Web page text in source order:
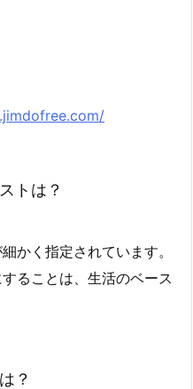
トは？
かく指定されています。
ることは、生活のベース
？